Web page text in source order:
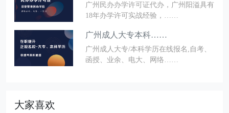
广州民办办学许可证代办，广州阳溢具有
18年办学许可实战经验，……
广州成人大专本科……
广州成人大专/本科学历在线报名,自考、
函授、业余、电大、网络……
大家喜欢